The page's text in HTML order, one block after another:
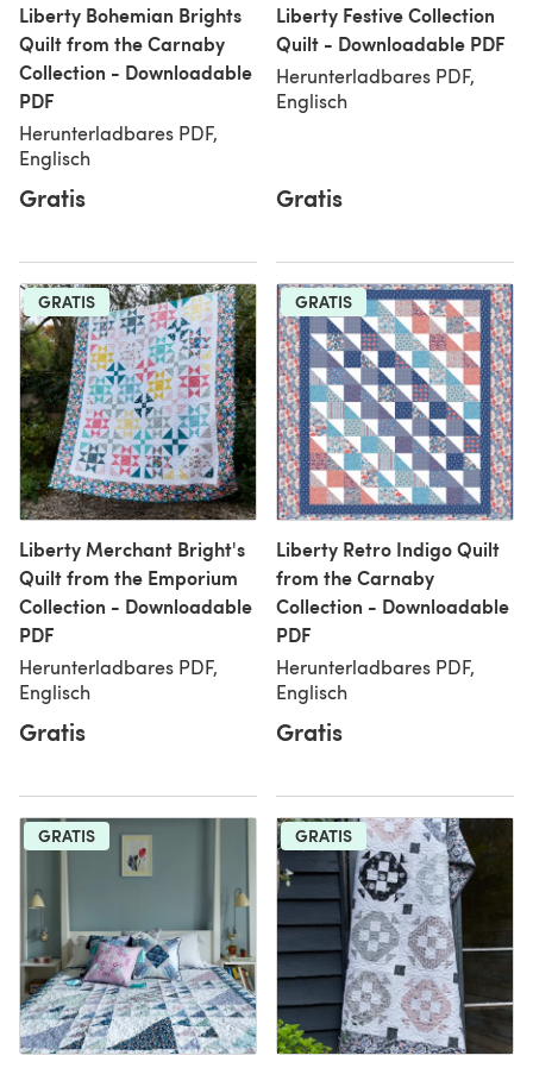
Liberty Bohemian Brights
Quilt from the Carnaby
Collection - Downloadable
PDF
Herunterladbares PDF,
Englisch
Gratis
Liberty Festive Collection
Quilt - Downloadable PDF
Herunterladbares PDF,
Englisch
Gratis
GRATIS
Liberty Merchant Bright's
Quilt from the Emporium
Collection - Downloadable
PDF
Herunterladbares PDF,
Englisch
Gratis
GRATIS
Liberty Retro Indigo Quilt
from the Carnaby
Collection - Downloadable
PDF
Herunterladbares PDF,
Englisch
Gratis
GRATIS GRATIS